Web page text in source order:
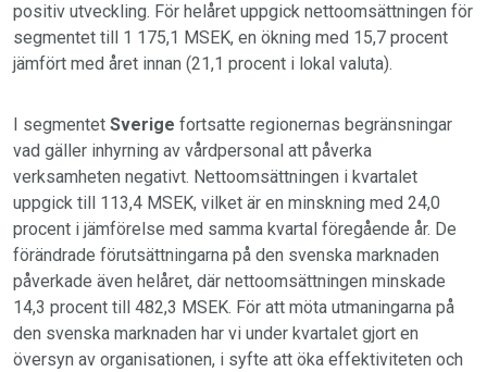
positiv utveckling. För helåret uppgick nettoomsättningen för
segmentet till 1 175,1 MSEK, en ökning med 15,7 procent
jämfört med året innan (21,1 procent i lokal valuta).
I segmentet Sverige fortsatte regionernas begränsningar
vad gäller inhyrning av vårdpersonal att påverka
verksamheten negativt. Nettoomsättningen i kvartalet
uppgick till 113,4 MSEK, vilket är en minskning med 24,0
procent i jämförelse med samma kvartal föregående år. De
förändrade förutsättningarna på den svenska marknaden
påverkade även helåret, där nettoomsättningen minskade
14,3 procent till 482,3 MSEK. För att möta utmaningarna på
den svenska marknaden har vi under kvartalet gjort en
översyn av organisationen, i syfte att öka effektiviteten och